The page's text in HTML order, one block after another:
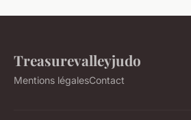
Treasurevalleyjudo
Mentions légalesContact